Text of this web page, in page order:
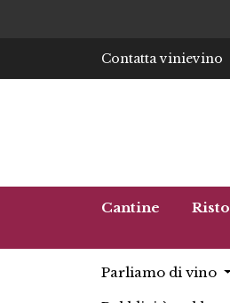
Contatta vinievino
Cantine
Parliamo di vino